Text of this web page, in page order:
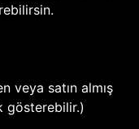
veya satın almış
gösterebilir.)